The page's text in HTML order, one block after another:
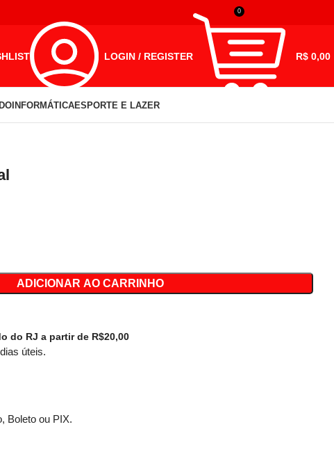
LOGIN / REGISTER
0
R$ 0,00
INFORMÁTICAESPORTE E LAZER
ADICIONAR AO CARRINHO
do RJ a partir de R$20,00
úteis.
Boleto ou PIX.